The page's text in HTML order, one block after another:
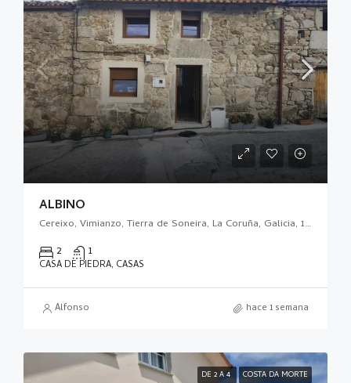
ALBINO
Cereixo, Vimianzo, Tierra de Soneira, La Coruña, Galicia, 15129, España
2 1
CASA DE PIEDRA, CASAS
Alfonso hace 1 semana
DE 2 A 4 COSTA DA MORTE